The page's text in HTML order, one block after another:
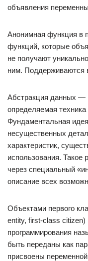
объявления
Анонимная функция в
функций, которые
не получают
ним. Поддерживаются
Абстракция данных —
определяемая
Фундаментальная
несущественных
характеристик,
использования.
через специальный
описание всех
Объектами первого
entity, first-class citizen)
программирования
быть переданы как
присвоены